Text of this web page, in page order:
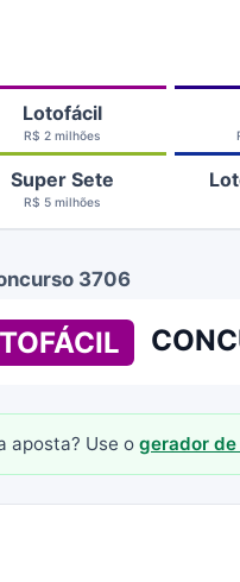
Lotofácil
R$ 2 milhões
Super Sete
R$ 5 milhões
3706
aposta? Use o gerador